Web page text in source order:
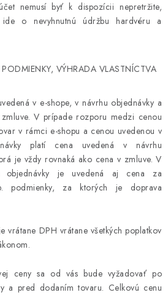
nemusí byť k dispozícii nepretržite,
o nevyhnutnú údržbu hardvéru a
VÝHRADA VLASTNÍCTVA
v e-shope, v návrhu objednávky a
V prípade rozporu medzi cenou
v rámci e-shopu a cenou uvedenou v
platí cena uvedená v návrhu
je vždy rovnaká ako cena v zmluve. V
objednávky je uvedená aj cena za
podmienky, za ktorých je doprava
vrátane DPH vrátane všetkých poplatkov
ceny sa od vás bude vyžadovať po
a pred dodaním tovaru. Celkovú cenu